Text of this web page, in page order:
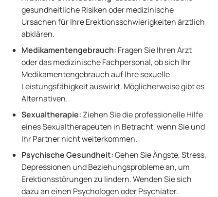
gesundheitliche Risiken oder medizinische
Ursachen für Ihre Erektionsschwierigkeiten ärztlich
abklären.
Medikamentengebrauch: Fragen Sie Ihren Arzt
oder das medizinische Fachpersonal, ob sich Ihr
Medikamentengebrauch auf Ihre sexuelle
Leistungsfähigkeit auswirkt. Möglicherweise gibt es
Alternativen.
Sexualtherapie: Ziehen Sie die professionelle Hilfe
eines Sexualtherapeuten in Betracht, wenn Sie und
Ihr Partner nicht weiterkommen.
Psychische Gesundheit:Gehen Sie Ängste, Stress,
Depressionen und Beziehungsprobleme an, um
Erektionsstörungen zu lindern. Wenden Sie sich
dazu an einen Psychologen oder Psychiater.